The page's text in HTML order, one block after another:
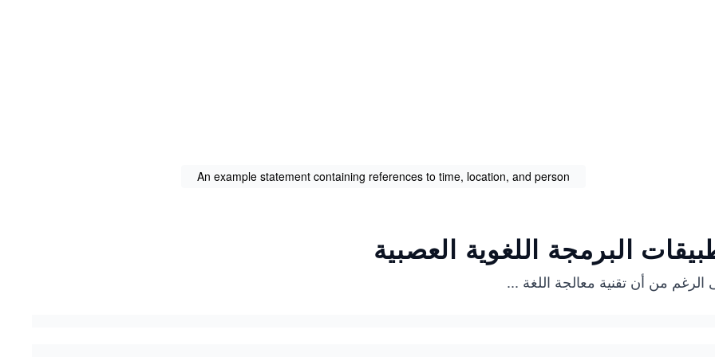
An example statement containing references to time, location, and person
البرمجة اللغوية العصبية
الرغم من أن تقنية معالجة اللغة ...